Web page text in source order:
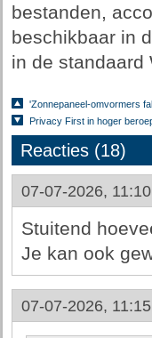
bestanden,
beschikbaar in
in de standaard
'Zonnepaneel-omvormers
Privacy First in hoger
Reacties (18)
07-07-2026,
Stuitend
Je kan ook
07-07-2026,